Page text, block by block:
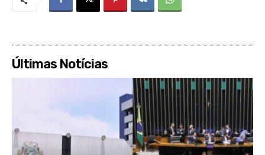
Últimas Notícias